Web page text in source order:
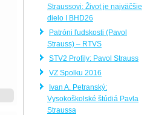
Straussovi: Život je najväčšie
dielo I BHD26
Patróni ľudskosti (Pavol
Strauss) – RTVS
STV2 Profily: Pavol Strauss
VZ Spolku 2016
Ivan A. Petranský:
Vysokoškolské štúdiá Pavla
Straussa